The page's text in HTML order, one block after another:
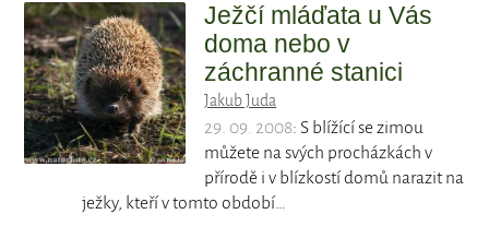
Ježčí mláďata u Vás
doma nebo v
záchranné stanici
Jakub Juda
29. 09. 2008: S blížící se zimou
můžete na svých procházkách v
přírodě i v blízkostí domů narazit na
ježky, kteří v tomto období…